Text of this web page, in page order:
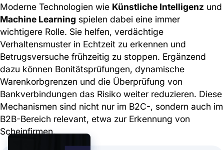
Moderne Technologien wie Künstliche Intelligenz und
Machine Learning spielen dabei eine immer
wichtigere Rolle. Sie helfen, verdächtige
Verhaltensmuster in Echtzeit zu erkennen und
Betrugsversuche frühzeitig zu stoppen. Ergänzend
dazu können Bonitätsprüfungen, dynamische
Warenkorbgrenzen und die Überprüfung von
Bankverbindungen das Risiko weiter reduzieren. Diese
Mechanismen sind nicht nur im B2C-, sondern auch im
B2B-Bereich relevant, etwa zur Erkennung von
Scheinfirmen.